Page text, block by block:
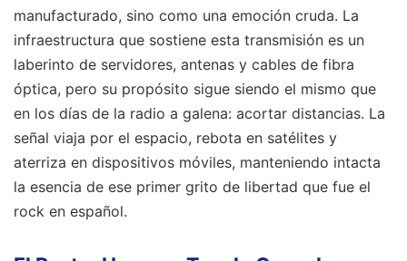
manufacturado, sino como una emoción cruda. La
infraestructura que sostiene esta transmisión es un
laberinto de servidores, antenas y cables de fibra
óptica, pero su propósito sigue siendo el mismo que
en los días de la radio a galena: acortar distancias. La
señal viaja por el espacio, rebota en satélites y
aterriza en dispositivos móviles, manteniendo intacta
la esencia de ese primer grito de libertad que fue el
rock en español.